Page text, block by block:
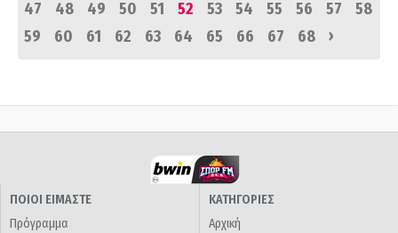
47
48 49 50 51 52 53 54 55 56 57
58
59
60 61 62 63 64 65 66 67 68 ›
ΠΟΙΟΙ ΕΙΜΑΣΤΕ
Πρόγραμμα
ΚΑΤΗΓΟΡΙΕΣ
Αρχική